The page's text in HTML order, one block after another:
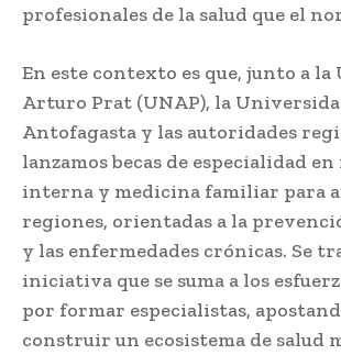
profesionales de la salud que el
En este contexto es que, junto a
Arturo Prat (UNAP), la
Antofagasta y las autoridades
lanzamos becas de especialidad
interna y medicina familiar para
regiones, orientadas a la
y las enfermedades crónicas. Se
iniciativa que se suma a los
por formar especialistas,
construir un ecosistema de salud